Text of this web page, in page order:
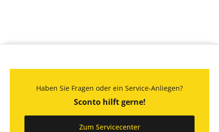
Haben Sie Fragen oder ein Service-Anliegen?
Sconto hilft gerne!
Zum Servicecenter